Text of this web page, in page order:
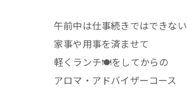
午前中は仕事続きではできない
家事や用事を済ませて
軽くランチ🍽️をしてからの
アロマ・アドバイザーコース